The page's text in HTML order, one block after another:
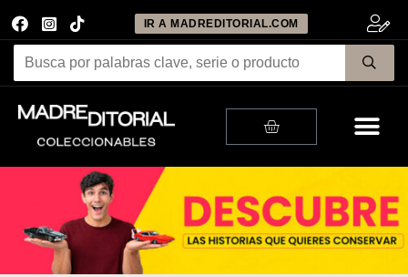
IR A MADREDITORIAL.COM
Cart